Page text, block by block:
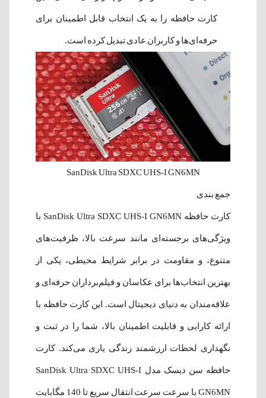
کارت حافظه را به یک انتخاب قابل اطمینان برای
حرفه‌ای‌ها و کاربران عادی تبدیل کرده است.
SanDisk Ultra SDXC UHS-I GN6MN
جمع بندی
کارت حافظه SanDisk Ultra SDXC UHS-I GN6MN با
ویژگی‌های برجسته‌ای مانند سرعت بالا، ظرفیت‌های
متنوع، و مقاومت در برابر شرایط محیطی، یکی از
بهترین انتخاب‌ها برای عکاسان و فیلم‌برداران حرفه‌ای و
علاقه‌مندان به دنیای دیجیتال است. این کارت حافظه با
ارائه کارایی و قابلیت اطمینان بالا، شما را در ثبت و
نگهداری لحظات ارزشمند زندگی یاری می‌کند. کارت
حافظه سن دیسک مدل SanDisk Ultra SDXC UHS-I
GN6MN با سرعت سرعت انتقال سریع تا 140 مگابایت